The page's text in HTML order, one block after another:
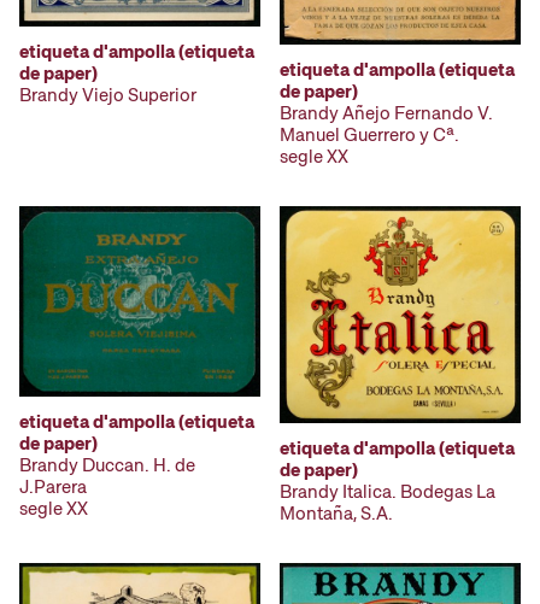
etiqueta d'ampolla (etiqueta
de paper)
Brandy Viejo Superior
etiqueta d'ampolla (etiqueta
de paper)
Brandy Añejo Fernando V.
Manuel Guerrero y Cª.
segle XX
etiqueta d'ampolla (etiqueta
de paper)
Brandy Duccan. H. de
J.Parera
segle XX
etiqueta d'ampolla (etiqueta
de paper)
Brandy Italica. Bodegas La
Montaña, S.A.